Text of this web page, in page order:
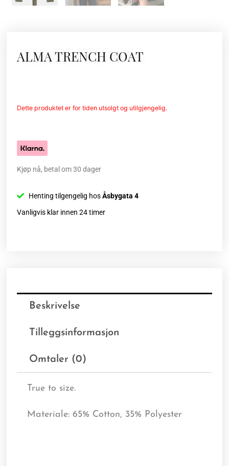
ALMA TRENCH COAT
Dette produktet er for tiden utsolgt og utilgjengelig.
Kjøp nå, betal om 30 dager
Henting tilgengelig hosÅsbygata 4
Vanligvis klar innen 24 timer
Beskrivelse
Tilleggsinformasjon
Omtaler (0)
True to size.
Materiale:65% Cotton, 35% Polyester